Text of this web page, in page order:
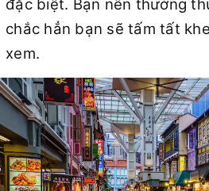
đặc biệt. Bạn nên thưởng
chắc hẳn bạn sẽ tấm tất
xem.